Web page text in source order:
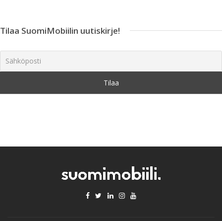
Tilaa SuomiMobiilin uutiskirje!